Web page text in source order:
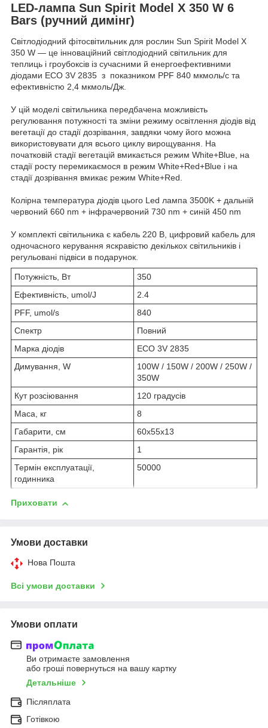
LED-лампа Sun Spirit Model X 350 W 6
Bars (ручний димінг)
Світлодіодний фітосвітильник для рослин Sun Spirit Model X
350 W — це інноваційний світлодіодний світильник для
теплиць і гроубоксів із сучасними й енергоефективними
діодами ECO 3V 2835 з показником PPF 840 мкмоль/с та
ефективністю 2,4 мкмоль/Дж.
У цій моделі світильника передбачена можливість
регулювання потужності та зміни режиму освітлення діодів від
вегетації до стадії дозрівання, завдяки чому його можна
використовувати для всього циклу вирощування. На
початковій стадії вегетацій вмикається режим White+Blue, на
стадії росту перемикаємося в режим White+Red+Blue і на
стадії дозрівання вмикає режим White+Red.
Колірна температура діодів цього Led лампа 3500K + дальній
червоний 660 nm + інфрачервоний 730 nm + синій 450 nm
У комплекті світильника є кабель 220 В, цифровий кабель для
одночасного керування яскравістю декількох світильників і
регульовані підвіси в подарунок.
Потужність, Вт
350
Ефективність, umol/J
2.4
PFF, umol/s
840
Спектр
Повний
Марка діодів
ECO 3V 2835
Димування, W
100W / 150W / 200W / 250W /
350W
Кут розсіювання
120 градусів
Маса, кг
8
Габарити, см
60x55x13
Гарантія, рік
1
Термін експлуатації,
годинника
50000
Приховати
Умови доставки
Нова Пошта
Всі умови доставки
Умови оплати
Ви отримаєте замовлення
або гроші повернуться на вашу картку
Детальніше
Післяплата
Готівкою